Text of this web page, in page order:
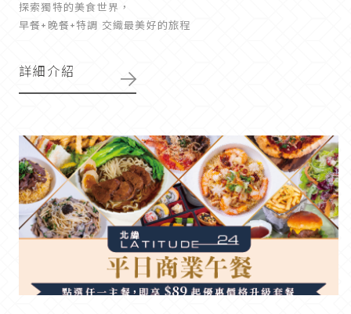
探索獨特的美食世界，
早餐+晚餐+特調 交織最美好的旅程
詳細介紹